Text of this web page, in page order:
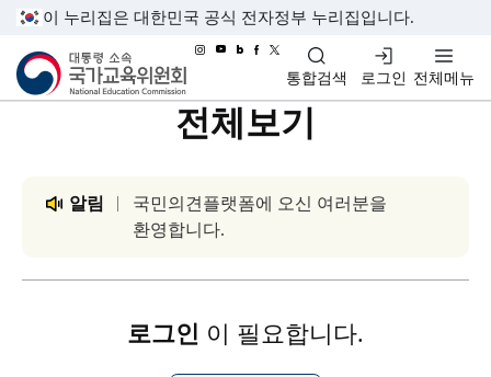
이 누리집은 대한민국 공식 전자정부 누리집입니다.
대통령소속 국가교육위원회
통합검색 로그인 전체메뉴
전체보기
알림
국민의견플랫폼에 오신 여러분을
환영합니다.
로그인 이 필요합니다.